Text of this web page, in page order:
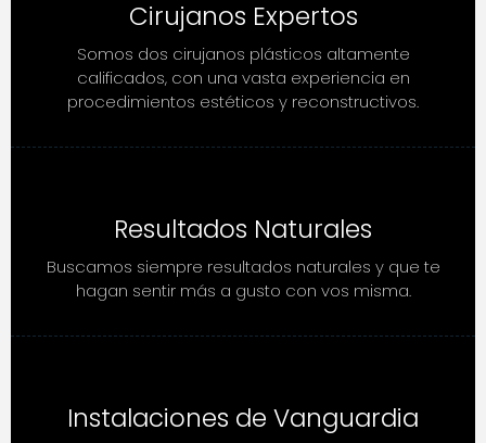
Cirujanos Expertos
Somos dos cirujanos plásticos altamente
calificados, con una vasta experiencia en
procedimientos estéticos y reconstructivos.
Resultados Naturales
Buscamos siempre resultados naturales y que te
hagan sentir más a gusto con vos misma.
Instalaciones de Vanguardia